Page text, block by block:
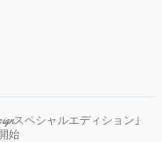
スペシャルエディション｣
始